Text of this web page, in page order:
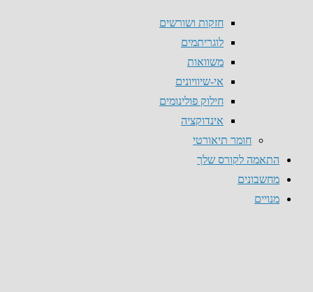
חזקות ושורשים
לוגריתמים
משוואות
אי-שיוויונים
חילוק פולינומים
אינדוקציה
חומר תיאורטי
התאמה לקורס שלך
מחשבונים
מנויים